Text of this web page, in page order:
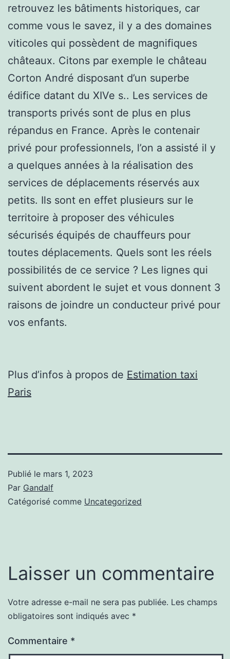
retrouvez les bâtiments historiques, car
comme vous le savez, il y a des domaines
viticoles qui possèdent de magnifiques
châteaux. Citons par exemple le château
Corton André disposant d’un superbe
édifice datant du XIVe s.. Les services de
transports privés sont de plus en plus
répandus en France. Après le contenair
privé pour professionnels, l’on a assisté il y
a quelques années à la réalisation des
services de déplacements réservés aux
petits. Ils sont en effet plusieurs sur le
territoire à proposer des véhicules
sécurisés équipés de chauffeurs pour
toutes déplacements. Quels sont les réels
possibilités de ce service ? Les lignes qui
suivent abordent le sujet et vous donnent 3
raisons de joindre un conducteur privé pour
vos enfants.
Plus d’infos à propos de Estimation taxi
Paris
Publié le mars 1, 2023
Par Gandalf
Catégorisé comme Uncategorized
Laisser un commentaire
Votre adresse e-mail ne sera pas publiée. Les champs
obligatoires sont indiqués avec *
Commentaire *